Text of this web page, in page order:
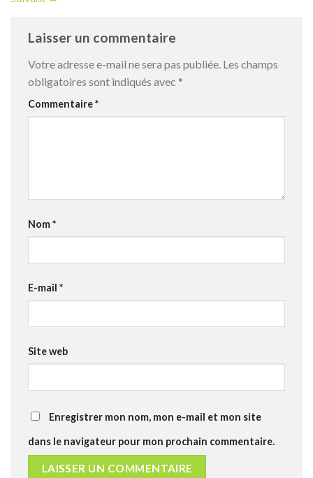
Laisser un commentaire
Votre adresse e-mail ne sera pas publiée. Les champs
obligatoires sont indiqués avec *
Commentaire*
Nom*
E-mail *
Site web
Enregistrer mon nom, mon e-mail et mon site
dans le navigateur pour mon prochain commentaire.